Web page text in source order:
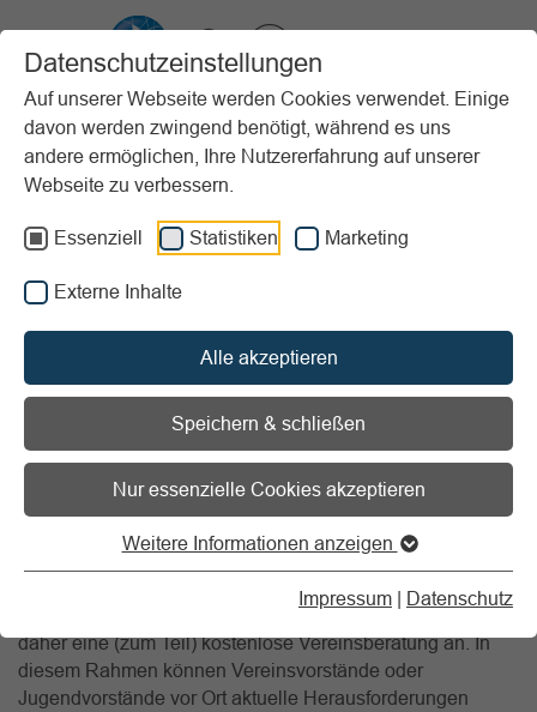
Datenschutzeinstellungen
Auf unserer Webseite werden Cookies verwendet. Einige
davon werden zwingend benötigt, während es uns
andere ermöglichen, Ihre Nutzererfahrung auf unserer
Webseite zu verbessern.
Essenziell Statistiken Marketing
Externe Inhalte
Alle akzeptieren
Speichern & schließen
Nur essenzielle Cookies akzeptieren
Weitere Informationen anzeigen
Impressum | Datenschutz
Startseite Unterstützung Vereinsberatung
Vorlesen
Informationen zum Readspeaker öffnen
Vereinsberatung vor Ort
mit dem eines Unternehmens vergleichbar und erfordert
eine kontinuierliche Weiterentwicklung. Immer mehr
Vereinsverantwortliche erkennen bereits, dass die kritische
und fortlaufende Diskussion vorhandener Strukturen und
Angebote eine der zentralen Aufgaben der Vereinsführung
ist. Dabei stellen sich beispielsweise Fragen nach der
Aufgabenverteilung im Verein, der richtigen Gestaltung der
Angebote, der Beitragshöhe und der Zusammenarbeit im
Team.
Der Landessportbund NRW bietet den Vereinen in NRW
daher eine (zum Teil) kostenlose Vereinsberatung an. In
diesem Rahmen können Vereinsvorstände oder
Jugendvorstände vor Ort aktuelle Herausforderungen